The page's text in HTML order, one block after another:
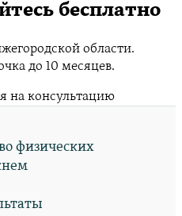
бесплатно
области.
до 10 месяцев.
на консультацию
физических